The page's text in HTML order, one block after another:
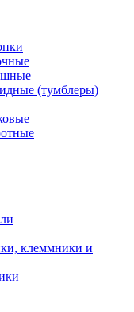
(тумблеры)
клеммники и